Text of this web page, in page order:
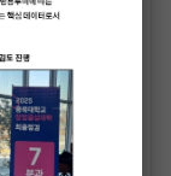
료원 및